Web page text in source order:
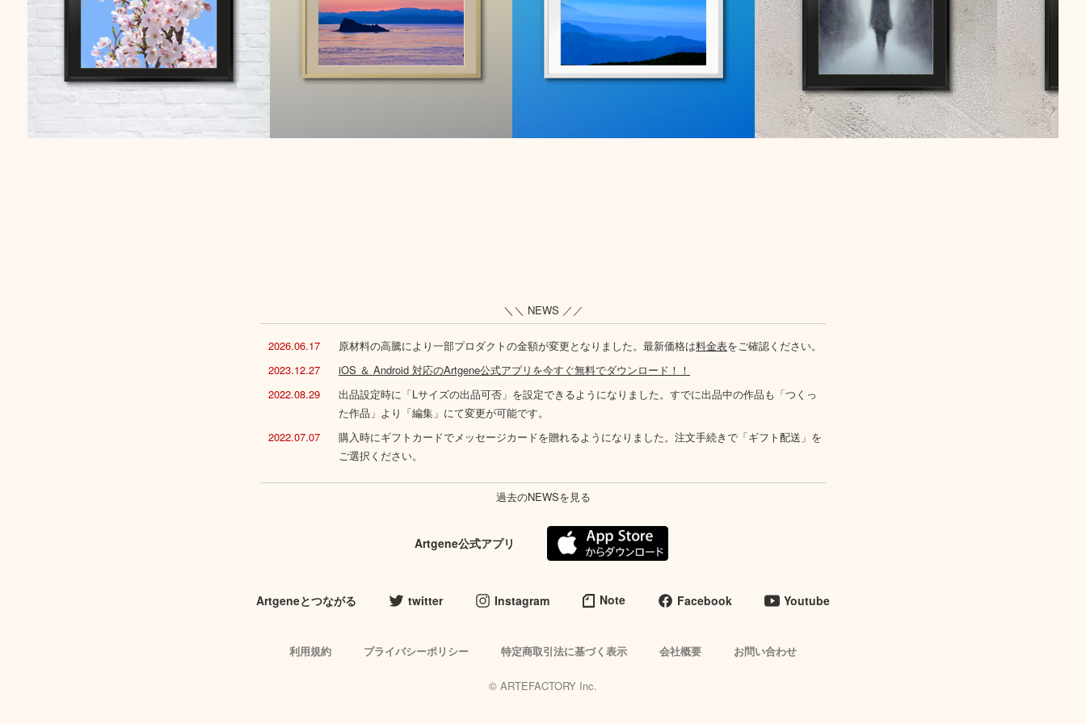
＼＼ NEWS ／／
2026.06.17 原材料の高騰により一部プロダクトの金額が変更となりました。最新価格は料金表をご確認ください。
2023.12.27
iOS ＆ Android 対応のArtgene公式アプリを今すぐ無料でダウンロード！！
2022.08.29
出品設定時に「Lサイズの出品可否」を設定できるようになりました。すでに出品中の作品も「つくっ
た作品」より「編集」にて変更が可能です。
2022.07.07
購入時にギフトカードでメッセージカードを贈れるようになりました。注文手続きで「ギフト配送」を
ご選択ください。
過去のNEWSを見る
Artgene公式アプリ
Artgeneとつながる twitter Instagram Note Facebook Youtube
利用規約 プライバシーポリシー 特定商取引法に基づく表示 会社概要 お問い合わせ
© ARTEFACTORY Inc.